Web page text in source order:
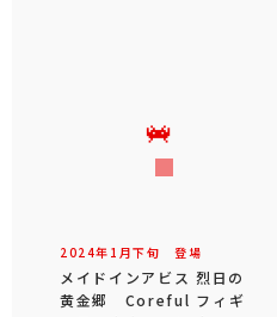
2024年 1 月下旬 登場
メイドインアビス 烈日の
黄金郷 Coreful フィギ